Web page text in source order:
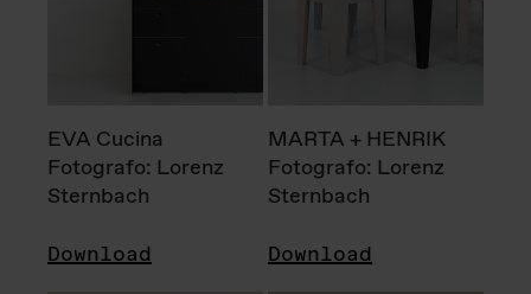
EVA Cucina
Fotografo: Lorenz
Sternbach
Download
MARTA + HENRIK
Fotografo: Lorenz
Sternbach
Download